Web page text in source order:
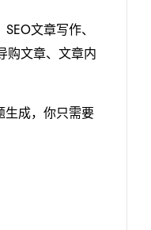
文章写作、
购文章、文章内
生成，你只需要